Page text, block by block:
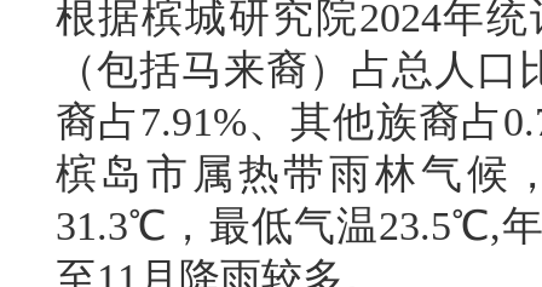
根据槟城研究院2024年
（包括马来裔）占总人口
裔占7.91%、其他族裔占
槟岛市属热带雨林气候
31.3℃，最低气温23.5℃,
至11月降雨较多。